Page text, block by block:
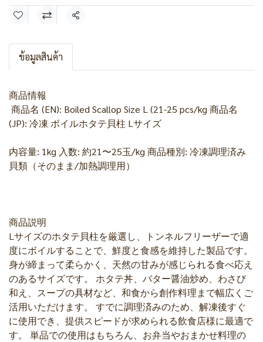
共有
ข้อมูลสินค้า
商品情報
商品名 (EN): Boiled Scallop Size L (21-25 pcs/kg 商品名
(JP): 冷凍 ボイルホタテ貝柱 Lサイズ
内容量: 1kg 入数: 約21〜25玉/kg 商品種別: 冷凍調理済み
貝類（そのまま/加熱調理用）
商品説明
Lサイズのホタテ貝柱を厳選し、トンネルフリーザーで適
度にボイルすることで、鮮度と食感を維持した製品です。
身が締まって柔らかく、天然の甘みが感じられる食べ応え
のあるサイズです。 ホタテ丼、バター醤油炒め、わさび
和え、スープの具材など、和食から創作料理まで幅広くご
活用いただけます。 すでに調理済みのため、解凍後すぐ
に使用でき、提供スピードが求められる飲食店様に最適で
す。 単品での使用はもちろん、お弁当やおまかせ料理の